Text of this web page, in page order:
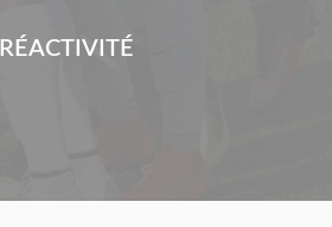
RÉACTIVITÉ